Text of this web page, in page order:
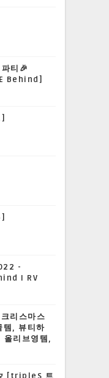
티🎉
Behind]
-
I RV
리스마스
, 뷰티하
올리브영템,